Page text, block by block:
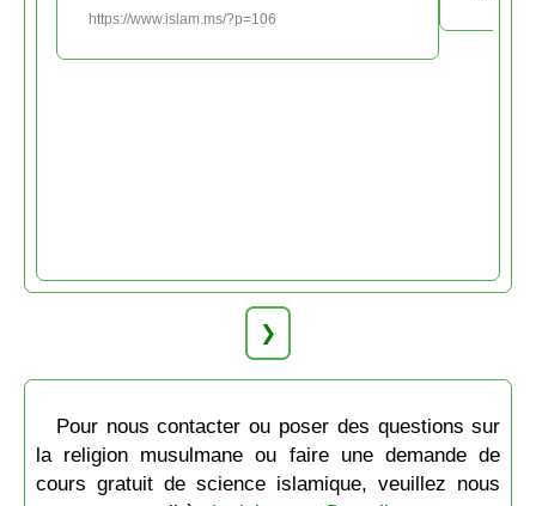
https://www.islam.ms/?p=106
❯
Pour nous contacter ou poser des questions sur
la religion musulmane ou faire une demande de
cours gratuit de science islamique, veuillez nous